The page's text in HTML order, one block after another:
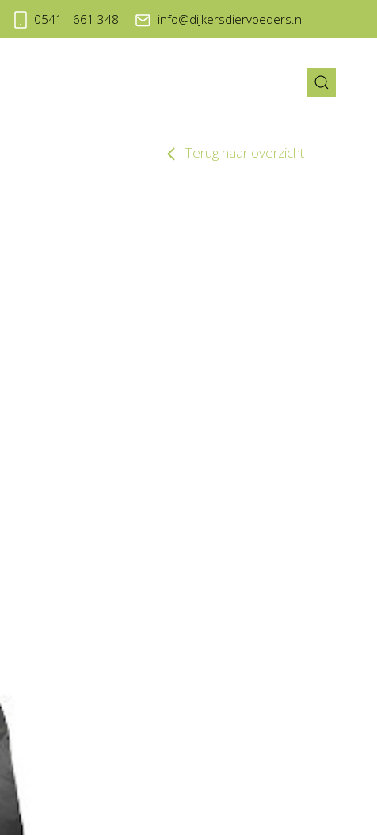
0541 - 661 348 info@dijkersdiervoeders.nl
Terug naar overzicht